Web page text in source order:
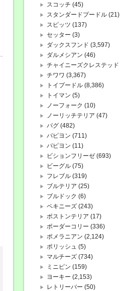
スコッチ (45)
スタンダードプードル (21)
スピッツ (137)
セッター (3)
ダックスフンド (3,597)
ダルメシアン (46)
チャイニーズクレステッド
チワワ (3,367)
トイプードル (8,386)
トイマン (5)
ノーフォーク (10)
ノーリッチテリア (47)
パグ (482)
パピヨン (711)
パピヨン (11)
ビションフリーゼ (693)
ビーグル (75)
フレブル (319)
ブルテリア (25)
ブルドック (6)
ペキニーズ (243)
ボストンテリア (17)
ボーダーコリー (336)
ポメラニアン (2,124)
ポリッシュ (5)
マルチーズ (734)
ミニピン (159)
ヨーキー (2,153)
レトリーバー (50)